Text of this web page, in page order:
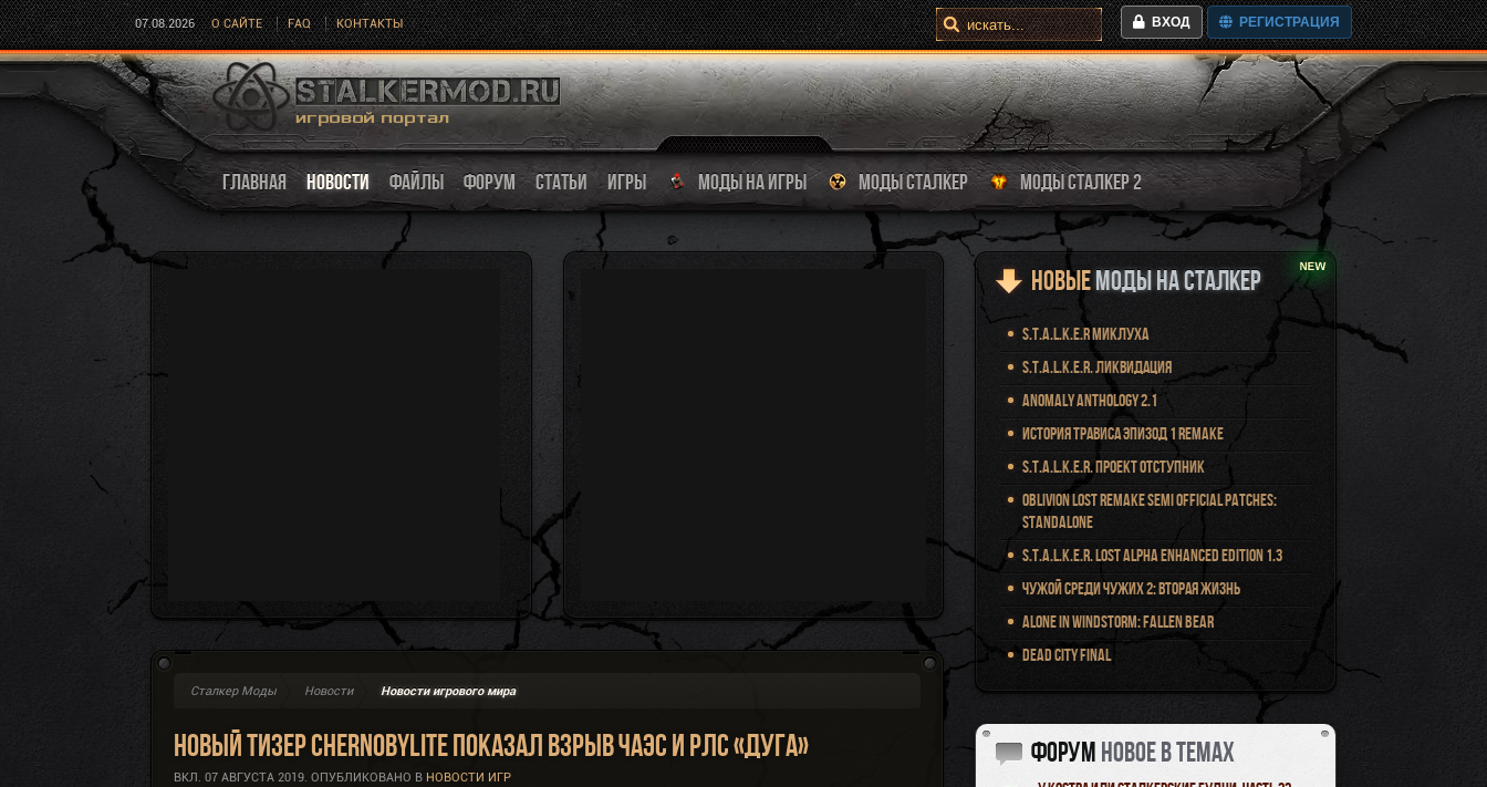
07.08.2026 О САЙТЕ FAQ КОНТАКТЫ ВХОД РЕГИСТРАЦИЯ
ГЛАВНАЯ НОВОСТИ ФАЙЛЫ ФОРУМ СТАТЬИ ИГРЫ МОДЫ НА ИГРЫ МОДЫ СТАЛКЕР МОДЫ СТАЛКЕР 2
Сталкер Моды Новости Новости игрового мира
Новый тизер Chernobylite показал взрыв ЧАЭС и РЛС «Дуга»
ВКЛ. 07 АВГУСТА 2019. ОПУБЛИКОВАНО В НОВОСТИ ИГР
НовыеМоды на Сталкер
S.T.A.L.K.E.R Миклуха
S.T.A.L.K.E.R. Ликвидация
Anomaly Anthology 2.1
История Трависа Эпизод 1 Remake
S.T.A.L.K.E.R. Проект Отступник
Oblivion Lost Remake Semi Official Patches:
Standalone
S.T.A.L.K.E.R. Lost Alpha Enhanced Edition 1.3
Чужой среди чужих 2: Вторая жизнь
Alone in Windstorm: Fallen Bear
Dead City Final
Форум новое в темах